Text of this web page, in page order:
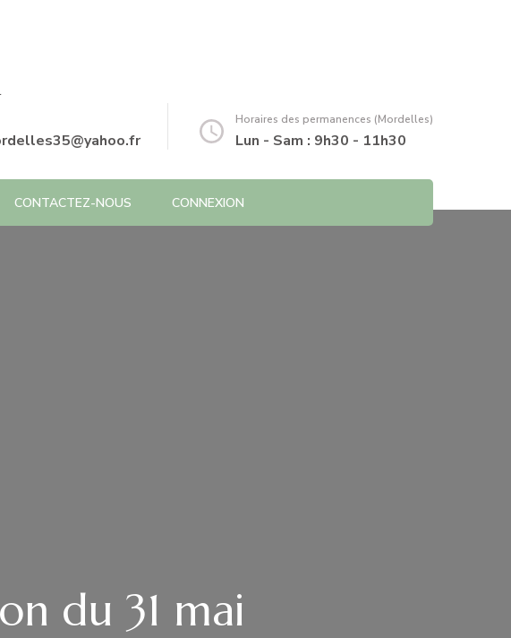
Horaires des permanences (Mordelles)
Lun - Sam : 9h30 - 11h30
CONTACTEZ-NOUS CONNEXION
du 31 mai